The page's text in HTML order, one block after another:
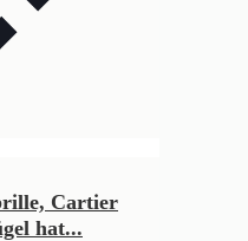
Cartier
hat...